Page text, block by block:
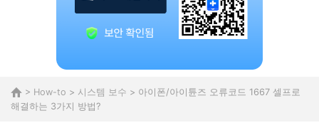
> How-to > 시스템 보수 > 아이폰/아이튠즈 오류코드 1667 셀프로
해결하는 3가지 방법?